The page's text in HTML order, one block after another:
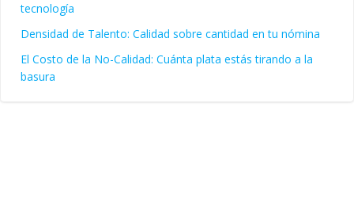
tecnología
Densidad de Talento: Calidad sobre cantidad en tu nómina
El Costo de la No-Calidad: Cuánta plata estás tirando a la
basura